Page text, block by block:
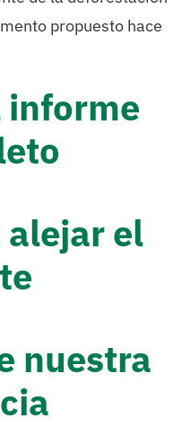
propuesto hace
informe
alejar el
nuestra